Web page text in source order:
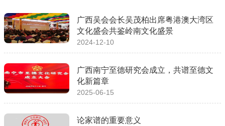
广西吴会会长吴茂柏出席粤港澳大湾区
文化盛会共鉴岭南文化盛景
2024-12-10
广西南宁至德研究会成立，共谱至德文
化新篇章
2025-06-15
论家谱的重要意义